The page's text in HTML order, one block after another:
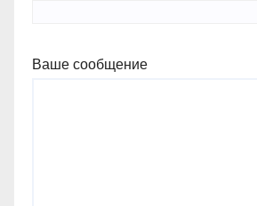
Ваше сообщение